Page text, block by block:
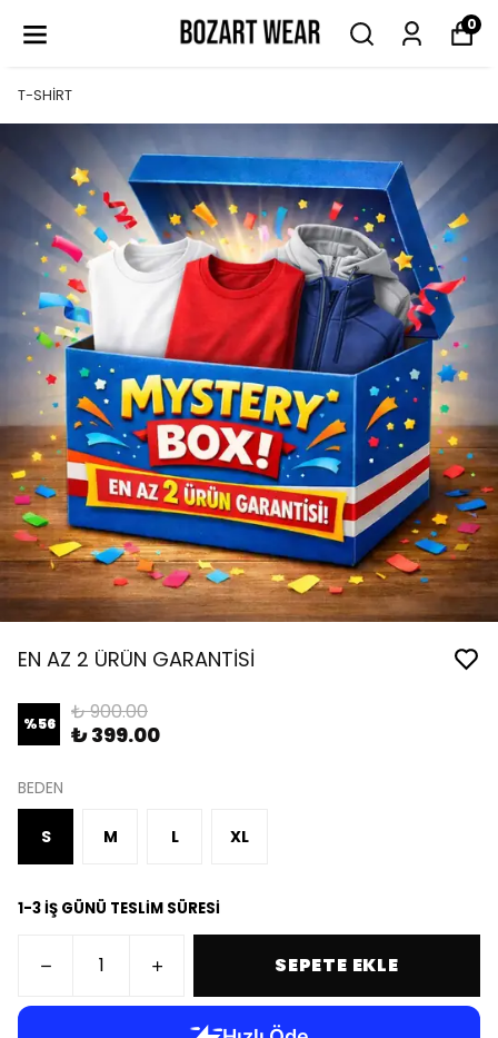
0
T-SHİRT
EN AZ 2 ÜRÜN GARANTİSİ
%56 ₺ 900.00
₺ 399.00
BEDEN
S M L XL
1-3 İŞ GÜNÜ TESLİM SÜRESİ
SEPETE EKLE